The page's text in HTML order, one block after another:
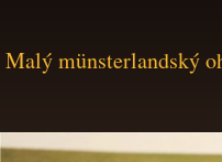
Malý münsterlandský